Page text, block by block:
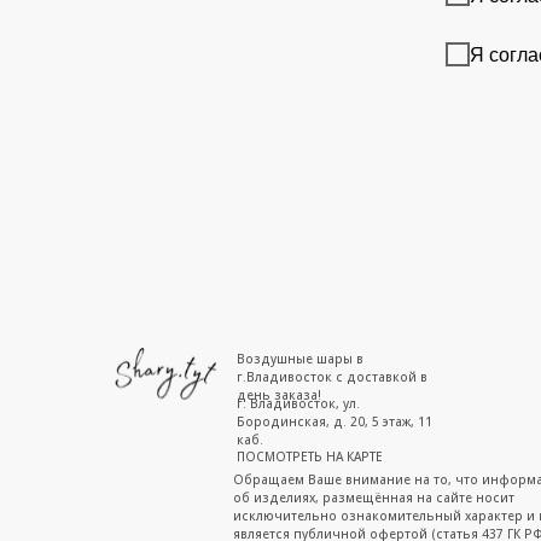
Я
г. Владивосток, ул.
Бородинская, д. 20, 5 этаж, 11
каб.
ПОСМОТРЕТЬ НА КАРТЕ
Воздушные шары в
г.Владивосток с доставкой в
день заказа!
Обращаем Ваше внимание на то, что
об изделиях, размещённая на сайте носит
исключительно ознакомительный характер и
является публичной офертой (статья 437 ГК